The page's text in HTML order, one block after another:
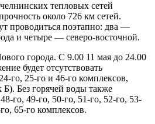
тепловых сетей
около 726 км сетей.
проводиться поэтапно: два —
и четыре — северо-восточной.
города. С 9.00 11 мая до 24.00
будет отсутствовать
го, 25-го и 46-го комплексов,
Без горячей воды также
го, 49-го, 50-го, 51-го, 52-го, 53-
65-го комплексов.